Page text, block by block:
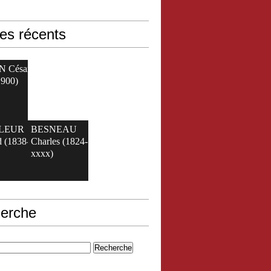
récents
César
(1838-
BESNEAU
Charles (1824-
xxxx)